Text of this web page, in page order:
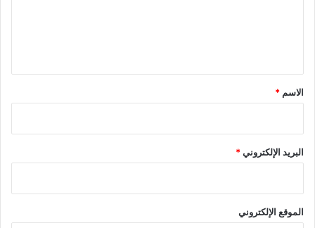
*
الاسم *
البريد الإلكتروني*
الموقع الإلكتروني